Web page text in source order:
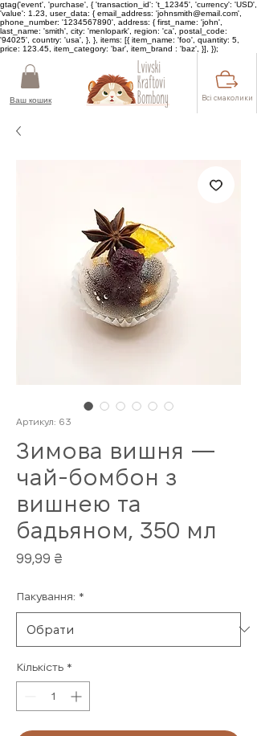
gtag('event', 'purchase', { 'transaction_id': 't_12345', 'currency': 'USD',
'value': 1.23, user_data: { email_address: 'johnsmith@email.com',
phone_number: '1234567890', address: { first_name: 'john',
last_name: 'smith', city: 'menlopark', region: 'ca', postal_code:
'94025', country: 'usa', }, }, items: [{ item_name: 'foo', quantity: 5,
price: 123.45, item_category: 'bar', item_brand : 'baz', }], });
Ваш кошик Всі смаколики
Артикул: 63
Зимова вишня —
чай-бомбон з
вишнею та
бадьяном, 350 мл
99,99 ₴
Пакування: *
Кількість *